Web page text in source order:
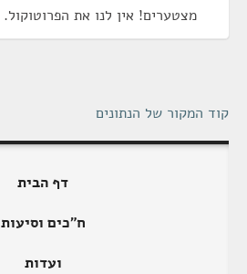
מצטערים! אין לנו את הפרוטוקול.
קוד המקור של הנתונים
דף הבית
ח"כים וסיעות
ועדות